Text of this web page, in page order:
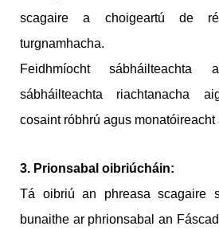
scagaire a choigeartú de
turgnamhacha.
Feidhmíocht
sábháilteachta riachtanacha
cosaint róbhrú agus monatóireacht
3. Prionsabal oibriúcháin:
Tá oibriú an phreasa scagaire
bunaithe ar phrionsabal an